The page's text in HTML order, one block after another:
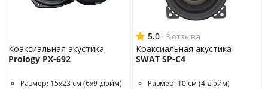
Коаксиальная акустика
Prology PX-692
Размер: 15x23 см (6x9 дюйм)
5.0 · 3 отзыва
Коаксиальная акустика
SWAT SP-C4
Размер: 10 см (4 дюйм)